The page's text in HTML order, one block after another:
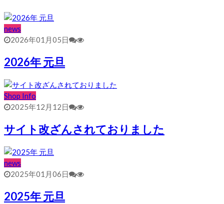
news
2026年01月05日
2026年 元旦
Shop Info
2025年12月12日
サイト改ざんされておりました
news
2025年01月06日
2025年 元旦